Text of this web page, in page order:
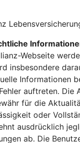
Webseite
insbesondere
Informationen
auftreten. Die
für die
oder
ausdrücklich
ab. Die